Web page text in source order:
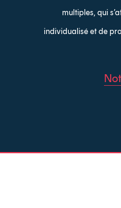
multiples, qui
individualisé et de